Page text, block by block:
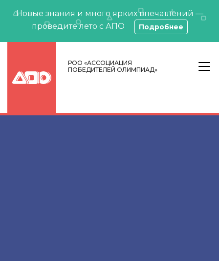
Новые знания и много ярких впечатлений —
проведите лето с АПО
Подробнее
РОО «АССОЦИАЦИЯ
ПОБЕДИТЕЛЕЙ ОЛИМПИАД»